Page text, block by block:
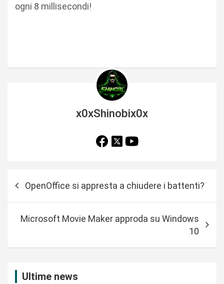
ogni 8 millisecondi!
x0xShinobix0x
OpenOffice si appresta a chiudere i battenti?
Microsoft Movie Maker approda su Windows
10
Ultime news